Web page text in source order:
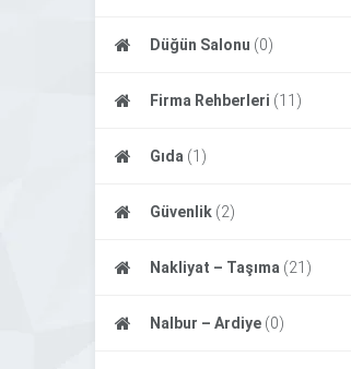
Düğün Salonu (0)
Firma Rehberleri (11)
Gıda (1)
Güvenlik (2)
Nakliyat – Taşıma (21)
Nalbur – Ardiye (0)